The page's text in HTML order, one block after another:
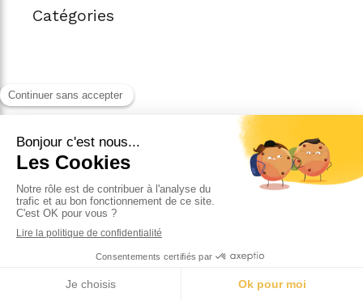
Catégories
contact@freehost-conciergerie.com